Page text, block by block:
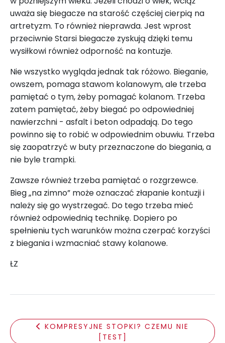
uważa się biegacze na starość częściej cierpią na
artretyzm. To również nieprawda. Jest wprost
przeciwnie Starsi biegacze zyskują dzięki temu
wysiłkowi również odporność na kontuzje.
Nie wszystko wygląda jednak tak różowo. Bieganie,
owszem, pomaga stawom kolanowym, ale trzeba
pamiętać o tym, żeby pomagać kolanom. Trzeba
zatem pamiętać, żeby biegać po odpowiedniej
nawierzchni - asfalt i beton odpadają. Do tego
powinno się to robić w odpowiednim obuwiu. Trzeba
się zaopatrzyć w buty przeznaczone do biegania, a
nie byle trampki.
Zawsze również trzeba pamiętać o rozgrzewce.
Bieg „na zimno” może oznaczać złapanie kontuzji i
należy się go wystrzegać. Do tego trzeba mieć
również odpowiednią technikę. Dopiero po
spełnieniu tych warunków można czerpać korzyści
z biegania i wzmacniać stawy kolanowe.
ŁZ
KOMPRESYJNE STOPKI? CZEMU NIE
[TEST]